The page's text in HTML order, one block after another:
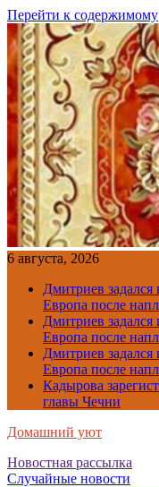
Перейти к содержимому
6 августа, 2026
Дмитриев задался
Европа после
Дмитриев задался
Европа после
Дмитриев задался
Европа после
Кадырова
главы Чечни
Домашний уют
Новостная рассылка
Случайные новости